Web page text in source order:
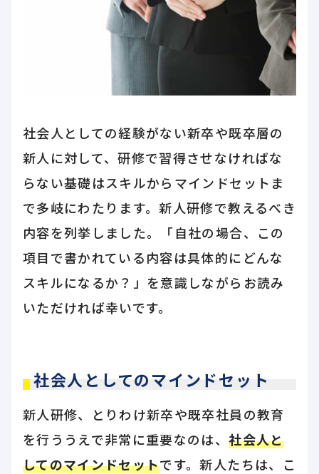
社会人としての経験がない新卒や既卒層の
新人に対して、研修で習得させなければな
らない基礎はスキルからマインドセットま
で多岐にわたります。新人研修で教えるべき
内容を列挙しました。「自社の場合、この
項目で書かれている内容は具体的にどんな
スキルになるか？」を意識しながらお読み
いただければ幸いです。
社会人としてのマインドセット
新人研修、とりわけ新卒や既卒社員の教育
を行ううえで非常に重要なのは、社会人と
してのマインドセットです。新人たちは、こ